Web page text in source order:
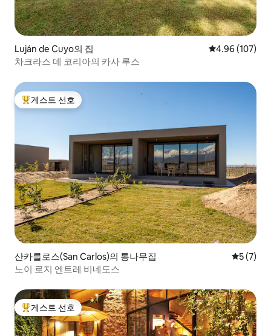
Luján de Cuyo의 집 평점 4.96점(5
4.96 (107)
차크라스 데 코리아의 카사 루스
상위 게스트 선호
게스트 선호
산카를로스(San Carlos)의 통나무집 평점 5점
5 (7)
노이 로지 엔트레 비네도스
상위 게스트 선호
게스트 선호